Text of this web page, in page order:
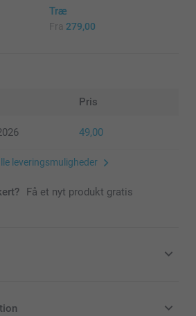
Træ
Fra 279,00
Pris
49,00
leveringsmuligheder
Få et nyt produkt gratis
dage